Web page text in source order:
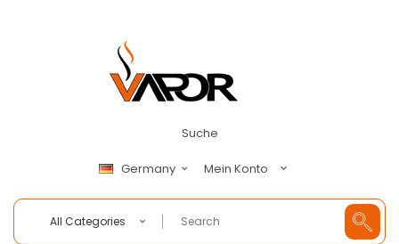
Suche
Germany Mein Konto
All Categories